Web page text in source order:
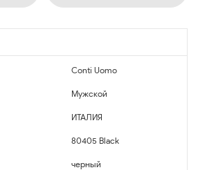
Conti Uomo
Мужской
ИТАЛИЯ
80405 Black
черный